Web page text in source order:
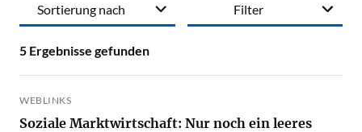
Filter
5 Ergebnisse gefunden
Sortierung nach
WEBLINKS
Soziale Marktwirtschaft: Nur noch ein leeres